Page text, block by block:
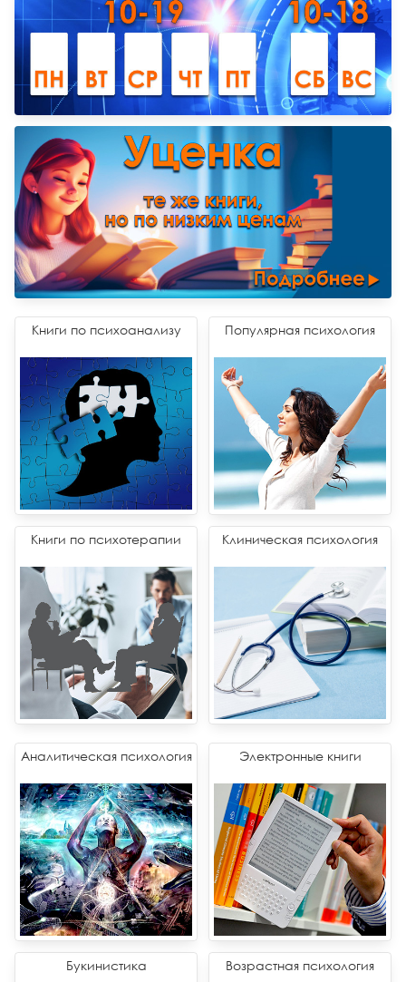
Книги по психоанализу Популярная психология
Книги по психотерапии Клиническая психология
Аналитическая психология Электронные книги
Букинистика Возрастная психология